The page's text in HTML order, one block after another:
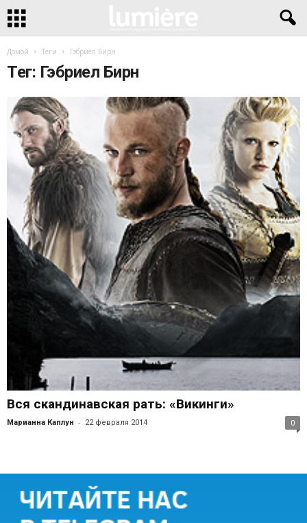
Домой Теги Гэбриел Бирн
Тег: Гэбриел Бирн
Вся скандинавская рать: «Викинги»
Марианна Каплун - 22 февраля 2014 0